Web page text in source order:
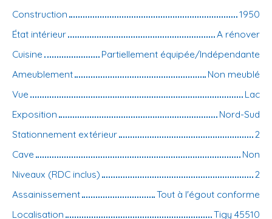
Construction
1950
État intérieur
A rénover
Cuisine
Partiellement équipée/Indépendante
Ameublement
Non meublé
Vue
Lac
Exposition
Nord-Sud
Stationnement extérieur
2
Cave
Non
Niveaux (RDC inclus)
2
Assainissement
Tout à l'égout conforme
Localisation
Tigy 45510